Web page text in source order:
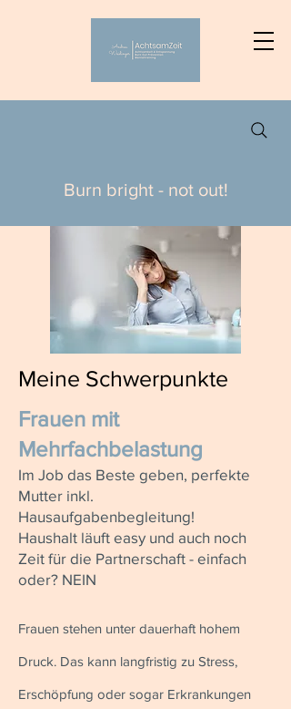
Burn bright - not out!
Meine Schwerpunkte
Frauen mit
Mehrfachbelastung
Im Job das Beste geben, perfekte
Mutter inkl.
Hausaufgabenbegleitung!
Haushalt läuft easy und auch noch
Zeit für die Partnerschaft - einfach
oder? NEIN
Frauen stehen unter dauerhaft hohem
Druck. Das kann langfristig zu Stress,
Erschöpfung oder sogar Erkrankungen